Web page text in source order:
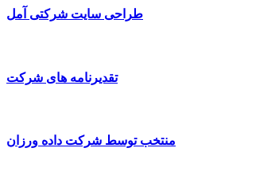
طراحی سایت شرکتی آمل
تقدیرنامه های شرکت
منتخب توسط شرکت داده ورزان